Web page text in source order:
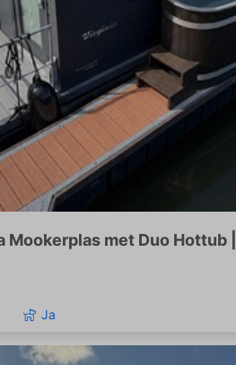
Mookerplas met Duo Hottub
Ja